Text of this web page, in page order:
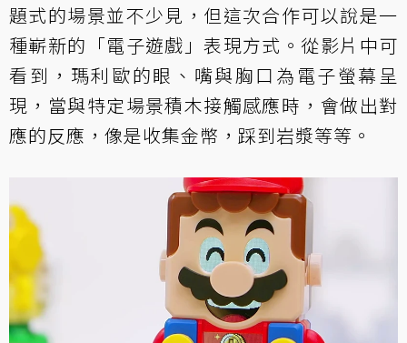
題式的場景並不少見，但這次合作可以說是一
種嶄新的「電子遊戲」表現方式。從影片中可
看到，瑪利歐的眼、嘴與胸口為電子螢幕呈
現，當與特定場景積木接觸感應時，會做出對
應的反應，像是收集金幣，踩到岩漿等等。